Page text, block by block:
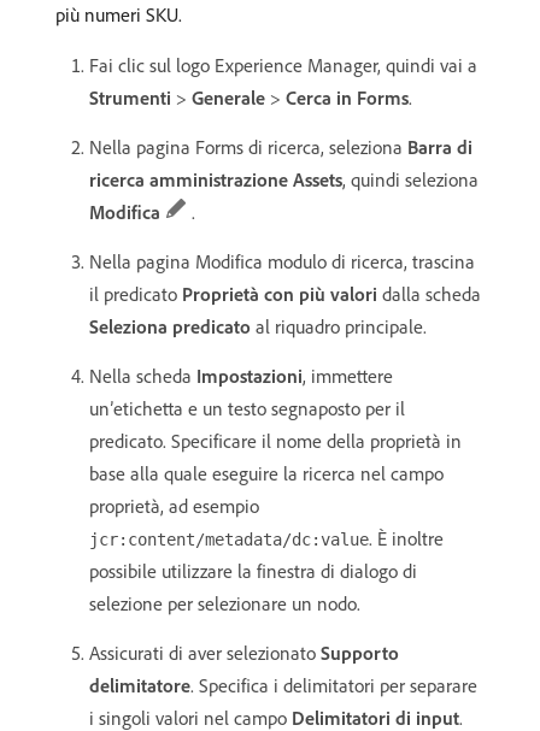
più numeri SKU.
Fai clic sul logo Experience Manager, quindi vai a
Strumenti > Generale > Cerca in Forms.
Nella pagina Forms di ricerca, seleziona Barra di
ricerca amministrazione Assets, quindi seleziona
Modifica
.
Nella pagina Modifica modulo di ricerca, trascina
il predicato Proprietà con più valori dalla scheda
Seleziona predicato al riquadro principale.
Nella scheda Impostazioni, immettere
un’etichetta e un testo segnaposto per il
predicato. Specificare il nome della proprietà in
base alla quale eseguire la ricerca nel campo
proprietà, ad esempio
jcr:content/metadata/dc:value. È inoltre
possibile utilizzare la finestra di dialogo di
selezione per selezionare un nodo.
Assicurati di aver selezionato Supporto
delimitatore. Specifica i delimitatori per separare
i singoli valori nel campo Delimitatori di input.